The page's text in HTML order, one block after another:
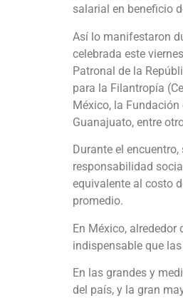
salarial en beneficio
Así lo manifestaron
celebrada este
Patronal de la
para la Filantropía
México, la
Guanajuato, entre
Durante el
responsabilidad
equivalente al costo
promedio.
En México, alrededor
indispensable que
En las grandes y
del país, y la gran